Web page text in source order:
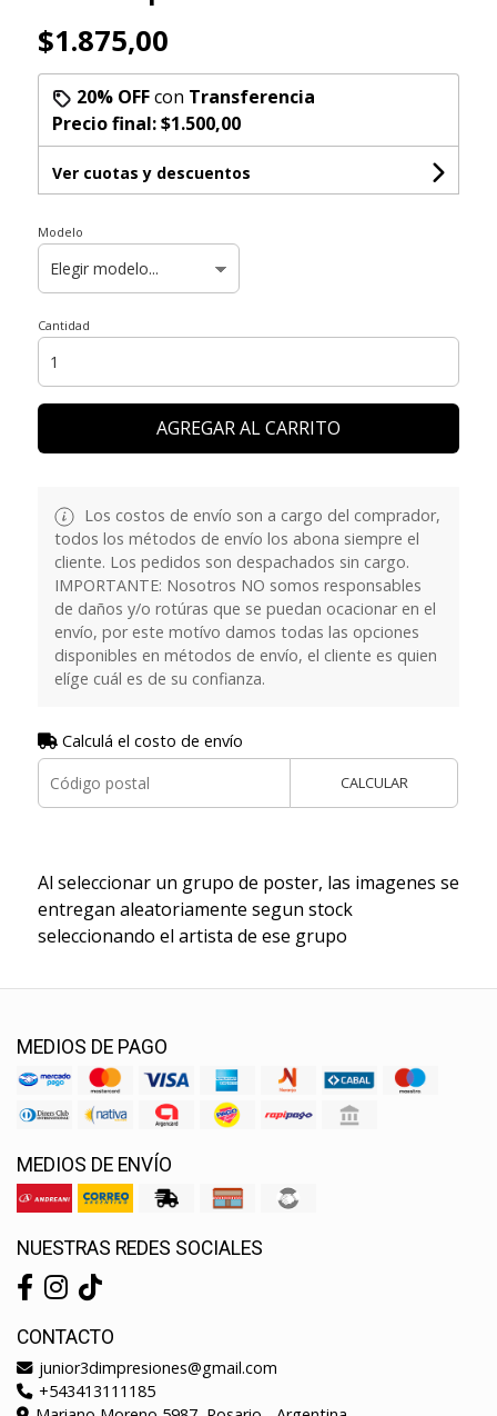
$1.875,00
20% OFFcon Transferencia
Precio final:$1.500,00
Ver cuotas y descuentos
Modelo
Cantidad
AGREGAR AL CARRITO
Los costos de envío son a cargo del comprador,
todos los métodos de envío los abona siempre el
cliente. Los pedidos son despachados sin cargo.
IMPORTANTE: Nosotros NO somos responsables
de daños y/o rotúras que se puedan ocacionar en el
envío, por este motívo damos todas las opciones
disponibles en métodos de envío, el cliente es quien
elíge cuál es de su confianza.
Calculá el costo de envío
CALCULAR
Al seleccionar un grupo de poster, las imagenes se
entregan aleatoriamente segun stock
seleccionando el artista de ese grupo
MEDIOS DE PAGO
MEDIOS DE ENVÍO
NUESTRAS REDES SOCIALES
CONTACTO
junior3dimpresiones@gmail.com
+543413111185